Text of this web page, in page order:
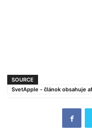
SOURCE
SvetApple - článok obsahuje